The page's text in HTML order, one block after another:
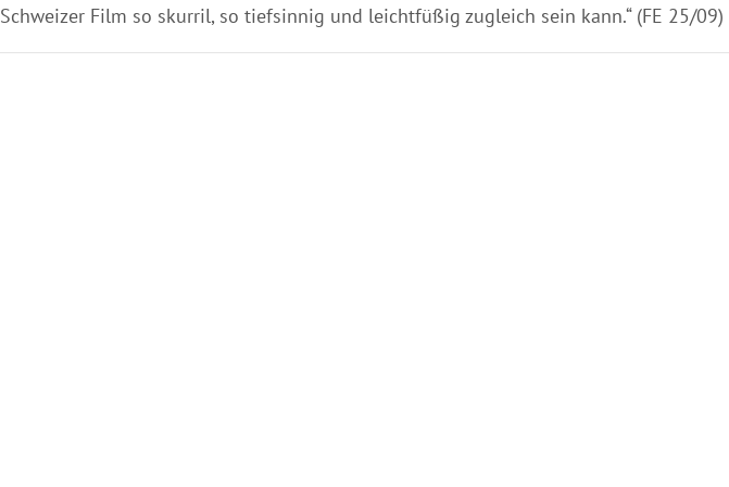
Schweizer Film so skurril, so tiefsinnig und leichtfüßig zugleich sein kann.“ (FE 25/09)